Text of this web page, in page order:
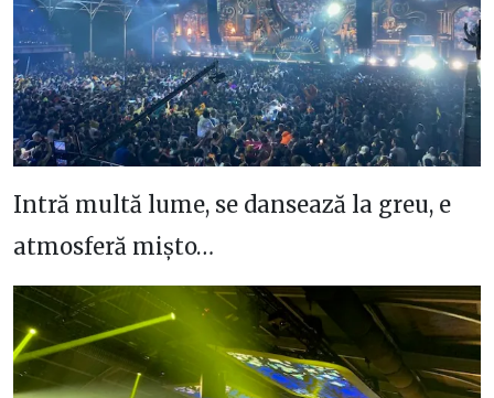
Intră multă lume, se dansează la greu, e
atmosferă mișto…